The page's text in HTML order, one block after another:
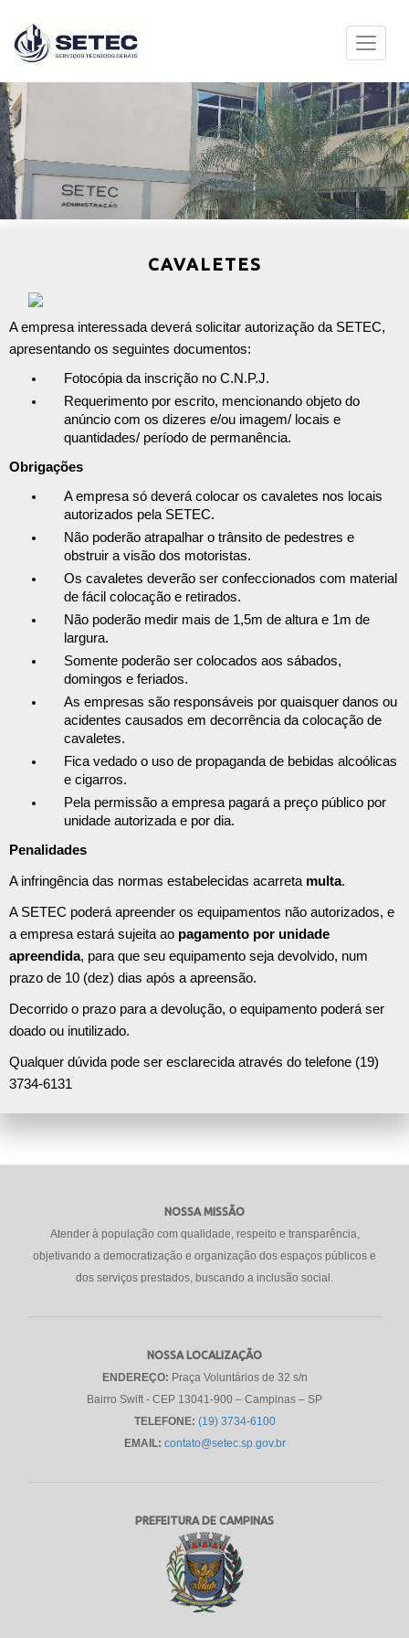
CAVALETES
A empresa interessada deverá solicitar autorização da SETEC,
apresentando os seguintes documentos:
Fotocópia da inscrição no C.N.P.J.
Requerimento por escrito, mencionando objeto do
anúncio com os dizeres e/ou imagem/ locais e
quantidades/ período de permanência.
Obrigações
A empresa só deverá colocar os cavaletes nos locais
autorizados pela SETEC.
Não poderão atrapalhar o trânsito de pedestres e
obstruir a visão dos motoristas.
Os cavaletes deverão ser confeccionados com material
de fácil colocação e retirados.
Não poderão medir mais de 1,5m de altura e 1m de
largura.
Somente poderão ser colocados aos sábados,
domingos e feriados.
As empresas são responsáveis por quaisquer danos ou
acidentes causados em decorrência da colocação de
cavaletes.
Fica vedado o uso de propaganda de bebidas alcoólicas
e cigarros.
Pela permissão a empresa pagará a preço público por
unidade autorizada e por dia.
Penalidades
A infringência das normas estabelecidas acarreta multa.
A SETEC poderá apreender os equipamentos não autorizados, e
a empresa estará sujeita ao pagamento por unidade
apreendida, para que seu equipamento seja devolvido, num
prazo de 10 (dez) dias após a apreensão.
Decorrido o prazo para a devolução, o equipamento poderá ser
doado ou inutilizado.
Qualquer dúvida pode ser esclarecida através do telefone (19)
3734-6131
NOSSA MISSÃO
Atender à população com qualidade, respeito e transparência,
objetivando a democratização e organização dos espaços públicos e
dos serviços prestados, buscando a inclusão social.
NOSSA LOCALIZAÇÃO
ENDEREÇO: Praça Voluntários de 32 s/n
Bairro Swift - CEP 13041-900 – Campinas – SP
TELEFONE: (19) 3734-6100
EMAIL: contato@setec.sp.gov.br
PREFEITURA DE CAMPINAS